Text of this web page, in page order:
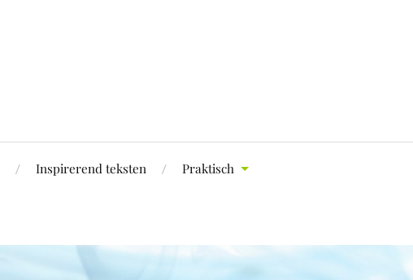
Inspirerend teksten Praktisch